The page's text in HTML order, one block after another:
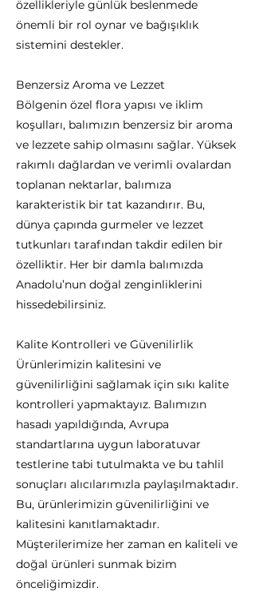
özellikleriyle günlük beslenmede
önemli bir rol oynar ve bağışıklık
sistemini destekler.
Benzersiz Aroma ve Lezzet
Bölgenin özel flora yapısı ve iklim
koşulları, balımızın benzersiz bir aroma
ve lezzete sahip olmasını sağlar. Yüksek
rakımlı dağlardan ve verimli ovalardan
toplanan nektarlar, balımıza
karakteristik bir tat kazandırır. Bu,
dünya çapında gurmeler ve lezzet
tutkunları tarafından takdir edilen bir
özelliktir. Her bir damla balımızda
Anadolu’nun doğal zenginliklerini
hissedebilirsiniz.
Kalite Kontrolleri ve Güvenilirlik
Ürünlerimizin kalitesini ve
güvenilirliğini sağlamak için sıkı kalite
kontrolleri yapmaktayız. Balımızın
hasadı yapıldığında, Avrupa
standartlarına uygun laboratuvar
testlerine tabi tutulmakta ve bu tahlil
sonuçları alıcılarımızla paylaşılmaktadır.
Bu, ürünlerimizin güvenilirliğini ve
kalitesini kanıtlamaktadır.
Müşterilerimize her zaman en kaliteli ve
doğal ürünleri sunmak bizim
önceliğimizdir.